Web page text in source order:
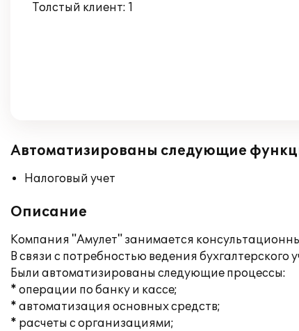
Толстый клиент: 1
Автоматизированы следующие
Налоговый учет
Описание
Компания "Амулет" занимается
В связи с потребностью ведения
Были автоматизированы следующие процессы:
* операции по банку и кассе;
* автоматизация основных средств;
* расчеты с организациями;